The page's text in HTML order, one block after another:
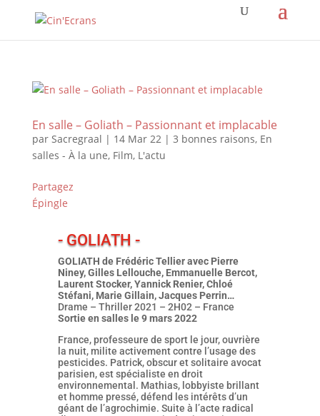
En salle – Goliath – Passionnant et implacable
par Sacregraal | 14 Mar 22| 3 bonnes raisons, En
salles - À la une, Film, L'actu
Partagez
Épingle
- GOLIATH -
GOLIATH de Frédéric Tellier avec Pierre
Niney, Gilles Lellouche, Emmanuelle Bercot,
Laurent Stocker, Yannick Renier, Chloé
Stéfani, Marie Gillain, Jacques Perrin…
Drame – Thriller 2021 – 2H02 – France
Sortie en salles le 9 mars 2022
France, professeure de sport le jour, ouvrière
la nuit, milite activement contre l’usage des
pesticides. Patrick, obscur et solitaire avocat
parisien, est spécialiste en droit
environnemental. Mathias, lobbyiste brillant
et homme pressé, défend les intérêts d’un
géant de l’agrochimie. Suite à l’acte radical